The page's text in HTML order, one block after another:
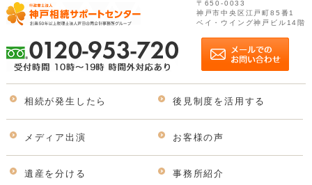
〒650-0033
神戸市中央区江戸町85番1
ベイ・ウイング神戸ビル14階
相続が発生したら 後見制度を活用する
メディア出演 お客様の声
遺産を分ける 事務所紹介